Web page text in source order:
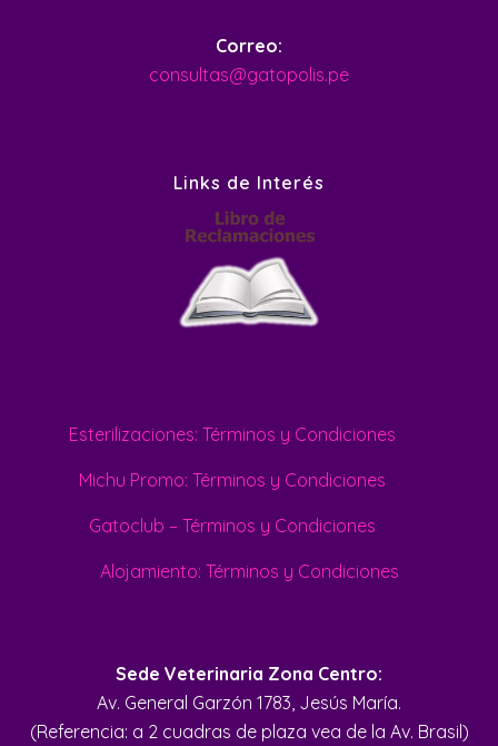
Correo:
consultas@gatopolis.pe
Links de Interés
Esterilizaciones: Términos y Condiciones
Michu Promo: Términos y Condiciones
Gatoclub – Términos y Condiciones
Alojamiento: Términos y Condiciones
Sede Veterinaria Zona Centro:
Av. General Garzón 1783, Jesús María.
(Referencia: a 2 cuadras de plaza vea de la Av. Brasil)